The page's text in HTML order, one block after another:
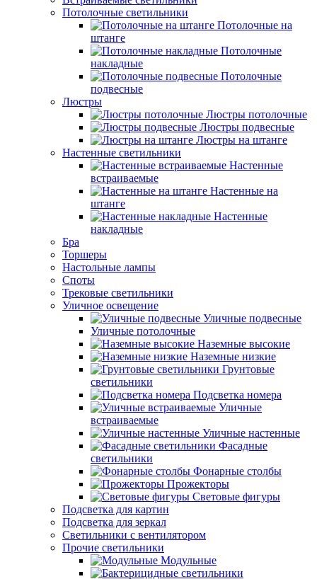
Потолочные светильники
Потолочные на
штанге
Потолочные
накладные
Потолочные
подвесные
Люстры
Люстры потолочные
Люстры подвесные
Люстры на штанге
Настенные светильники
Настенные
встраиваемые
Настенные на
штанге
Настенные
накладные
Бра
Торшеры
Настольные лампы
Споты
Трековые светильники
Уличное освещение
Уличные подвесные
Уличные потолочные
Наземные высокие
Наземные низкие
Грунтовые
светильники
Подсветка номера
Уличные
встраиваемые
Уличные настенные
Фасадные
светильники
Фонарные столбы
Прожекторы
Световые фигуры
Подсветка для картин
Подсветка для зеркал
Светильники с вентилятором
Прочие светильники
Модульные